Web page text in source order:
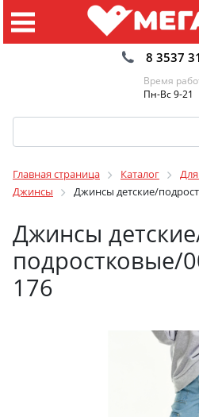
8 3537
Время
Пн-Вс 9-21
Главная страница Каталог
Джинсы
Джинсы детские/
Джинсы
подростковые/
176